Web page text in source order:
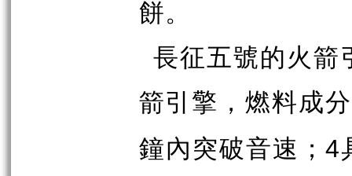
餅。
長征五號的火箭
箭引擎，燃料成
鐘內突破音速； 4